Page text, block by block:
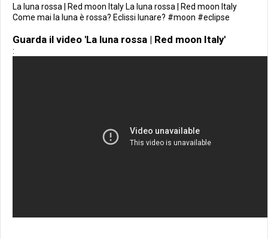
La luna rossa | Red moon Italy La luna rossa | Red moon Italy
Come mai la luna è rossa? Eclissi lunare? #moon #eclipse
Guarda il video 'La luna rossa | Red moon Italy'
: